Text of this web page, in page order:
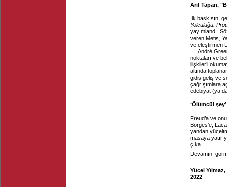
Arif Tapan,
İlk baskısını
Yolculuğu:
yayımlandı.
veren Metis,
ve eleştirmen
André
noktaları ve
ilişkiler’i
altında
gidiş geliş ve
çağrışımlara
edebiyat (ya
‘Ölümcül şey’
Freud’a ve
Borges’e,
yandan
masaya
çıka...
Devamını
Yücel
2022